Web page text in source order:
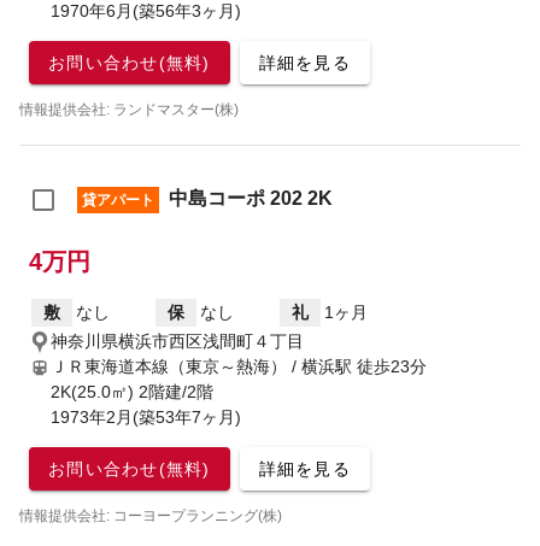
1970年6月(築56年3ヶ月)
お問い合わせ(無料) 詳細を見る
情報提供会社: ランドマスター(株)
貸アパート 中島コーポ 202 2K
4万円
敷 なし 保 なし 礼
1ヶ月
神奈川県横浜市西区浅間町４丁目
ＪＲ東海道本線（東京～熱海） / 横浜駅 徒歩23分
2K(25.0㎡) 2階建/2階
1973年2月(築53年7ヶ月)
お問い合わせ(無料) 詳細を見る
情報提供会社: コーヨープランニング(株)